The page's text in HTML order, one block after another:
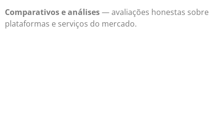
Comparativos e análises— avaliações honestas sobre
plataformas e serviços do mercado.